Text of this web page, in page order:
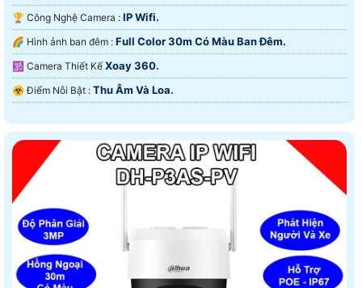
🏆 Công Nghệ Camera : IP Wifi.
🌈 Hình ảnh ban đêm : Full Color 30m Có Màu Ban Ðêm.
🕉️ Camera Thiết Kế Xoay 360.
️☣️ Điểm Nỗi Bật : Thu Âm Và Loa.